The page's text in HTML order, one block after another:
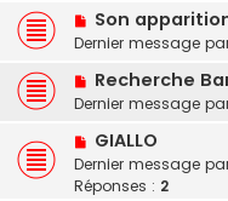
Son
Dernier message
Recherche
Dernier message
GIALLO
Dernier message
Réponses : 2